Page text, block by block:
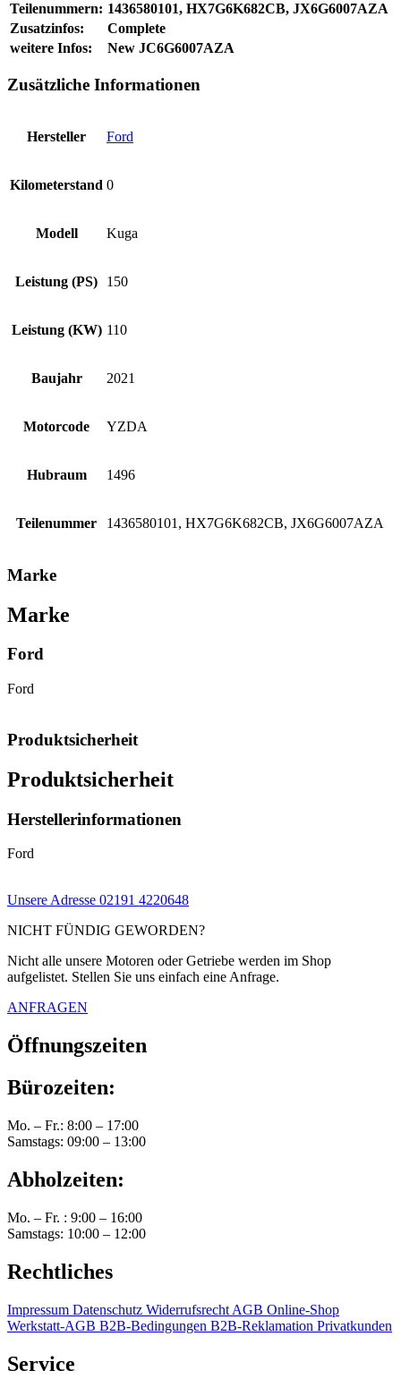
Teilenummern: 1436580101, HX7G6K682CB, JX6G6007AZA
Zusatzinfos:
Complete
weitere Infos:
New JC6G6007AZA
Zusätzliche Informationen
Hersteller Ford
Kilometerstand 0
Modell Kuga
Leistung (PS) 150
Leistung (KW) 110
Baujahr 2021
Motorcode YZDA
Hubraum 1496
Teilenummer 1436580101, HX7G6K682CB, JX6G6007AZA
Marke
Marke
Ford
Ford
Produktsicherheit
Produktsicherheit
Herstellerinformationen
Ford
Unsere Adresse 02191 4220648
NICHT FÜNDIG GEWORDEN?
Nicht alle unsere Motoren oder Getriebe werden im Shop
aufgelistet. Stellen Sie uns einfach eine Anfrage.
ANFRAGEN
Öffnungszeiten
Bürozeiten:
Mo. – Fr.: 8:00 – 17:00
Samstags: 09:00 – 13:00
Abholzeiten:
Mo. – Fr. : 9:00 – 16:00
Samstags: 10:00 – 12:00
Rechtliches
Impressum Datenschutz Widerrufsrecht AGB Online-Shop
Werkstatt-AGB B2B-Bedingungen B2B-Reklamation Privatkunden
Service